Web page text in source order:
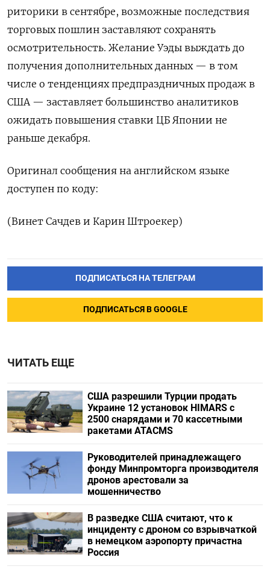
риторики в сентябре, возможные последствия
торговых пошлин заставляют сохранять
осмотрительность. Желание Уэды выждать до
получения дополнительных данных — в том
числе о тенденциях предпраздничных продаж в
США — заставляет большинство аналитиков
ожидать повышения ставки ЦБ Японии не
раньше декабря.
Оригинал сообщения на английском языке
доступен по коду:
(Винет Сачдев и Карин Штроекер)
ПОДПИСАТЬСЯ НА ТЕЛЕГРАМ
ПОДПИСАТЬСЯ В GOOGLE
ЧИТАТЬ ЕЩЕ
США разрешили Турции продать
Украине 12 установок HIMARS с
2500 снарядами и 70 кассетными
ракетами ATACMS
Руководителей принадлежащего
фонду Минпромторга производителя
дронов арестовали за
мошенничество
В разведке США считают, что к
инциденту с дроном со взрывчаткой
в немецком аэропорту причастна
Россия